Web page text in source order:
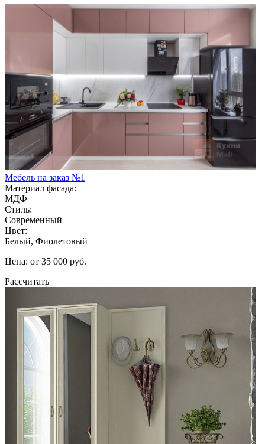
Мебель на заказ №1
Материал фасада:
МДФ
Стиль:
Современный
Цвет:
Белый, Фиолетовый
Цена: от 35 000 руб.
Рассчитать